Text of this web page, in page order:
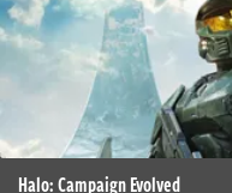
Halo: Campaign Evolved